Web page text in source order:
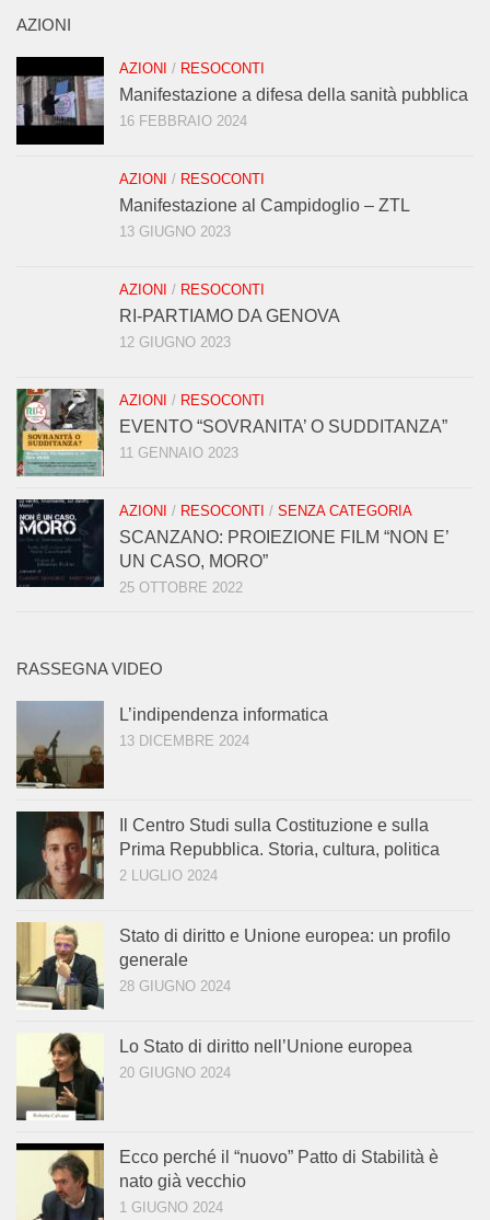
AZIONI
AZIONI / RESOCONTI
Manifestazione a difesa della sanità pubblica
16 FEBBRAIO 2024
AZIONI / RESOCONTI
Manifestazione al Campidoglio – ZTL
13 GIUGNO 2023
AZIONI / RESOCONTI
RI-PARTIAMO DA GENOVA
12 GIUGNO 2023
AZIONI / RESOCONTI
EVENTO “SOVRANITA’ O SUDDITANZA”
11 GENNAIO 2023
AZIONI / RESOCONTI / SENZA CATEGORIA
SCANZANO: PROIEZIONE FILM “NON E’
UN CASO, MORO”
25 OTTOBRE 2022
RASSEGNA VIDEO
L’indipendenza informatica
13 DICEMBRE 2024
Il Centro Studi sulla Costituzione e sulla
Prima Repubblica. Storia, cultura, politica
2 LUGLIO 2024
Stato di diritto e Unione europea: un profilo
generale
28 GIUGNO 2024
Lo Stato di diritto nell’Unione europea
20 GIUGNO 2024
Ecco perché il “nuovo” Patto di Stabilità è
nato già vecchio
1 GIUGNO 2024